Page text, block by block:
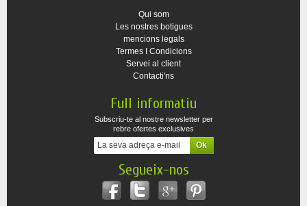
Qui som
Les nostres botigues
mencions legals
Termes I Condicions
Servei al client
Contacti'ns
Full informatiu
Subscriu-te al nostre newsletter per
rebre ofertes exclusives
Segueix-nos